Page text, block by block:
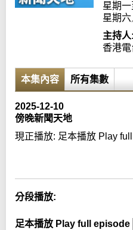
星期
星期
主持人:
香港
本集內容 所有集數
2025-12-10
傍晚新聞天地
現正播放: 足本播放 Play
分段播放:
足本播放 Play full episode